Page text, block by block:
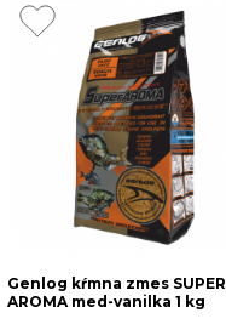
Genlog kŕmna zmes SUPER
AROMA med-vanilka 1 kg